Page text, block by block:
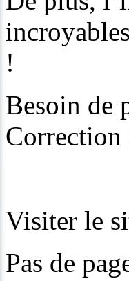
!
Besoin de
Correction
Visiter le
Pas de